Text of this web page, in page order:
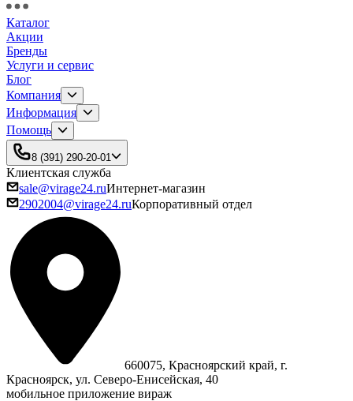
Каталог
Акции
Бренды
Услуги и сервис
Блог
Компания
Информация
Помощь
8 (391) 290-20-01
Клиентская служба
sale@virage24.ruИнтернет-магазин
2902004@virage24.ruКорпоративный отдел
660075, Красноярский край, г.
Красноярск, ул. Северо‑Енисейская, 40
мобильное приложение вираж